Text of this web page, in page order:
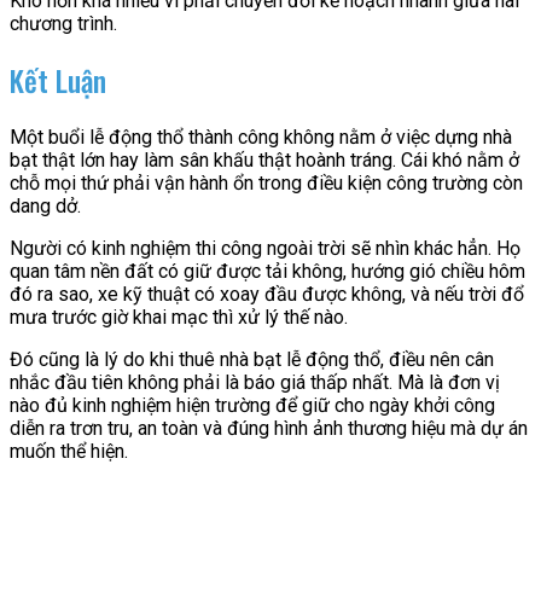
chương trình.
Kết Luận
Một buổi lễ động thổ thành công không nằm ở việc dựng nhà
bạt thật lớn hay làm sân khấu thật hoành tráng. Cái khó nằm ở
chỗ mọi thứ phải vận hành ổn trong điều kiện công trường còn
dang dở.
Người có kinh nghiệm thi công ngoài trời sẽ nhìn khác hẳn. Họ
quan tâm nền đất có giữ được tải không, hướng gió chiều hôm
đó ra sao, xe kỹ thuật có xoay đầu được không, và nếu trời đổ
mưa trước giờ khai mạc thì xử lý thế nào.
Đó cũng là lý do khi thuê nhà bạt lễ động thổ, điều nên cân
nhắc đầu tiên không phải là báo giá thấp nhất. Mà là đơn vị
nào đủ kinh nghiệm hiện trường để giữ cho ngày khởi công
diễn ra trơn tru, an toàn và đúng hình ảnh thương hiệu mà dự án
muốn thể hiện.